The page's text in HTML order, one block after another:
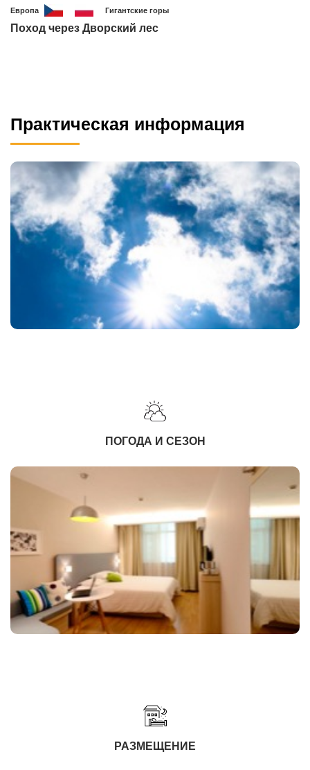
Европа Гигантские горы
Поход через Дворский лес
Практическая информация
ПОГОДА И СЕЗОН
РАЗМЕЩЕНИЕ